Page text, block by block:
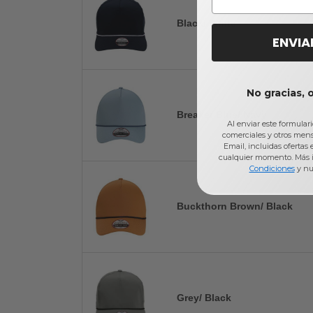
Black/ White
Breaker Blue/ Navy
Buckthorn Brown/ Black
Grey/ Black
No gracias,
Al enviar este
comerciales y otros
Email, incluidas ofertas
cualquier momento.
Condicionesy